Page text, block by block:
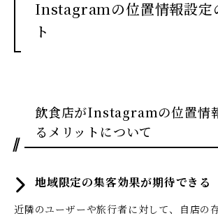
Instagramの位置情報設定
ト
飲食店がInstagramの位置情
るメリットについて
地域限定の集客効果が期待できる
近隣のユーザーや旅行者に対して、自店の